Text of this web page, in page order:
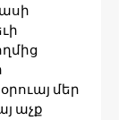
մեր
աչք